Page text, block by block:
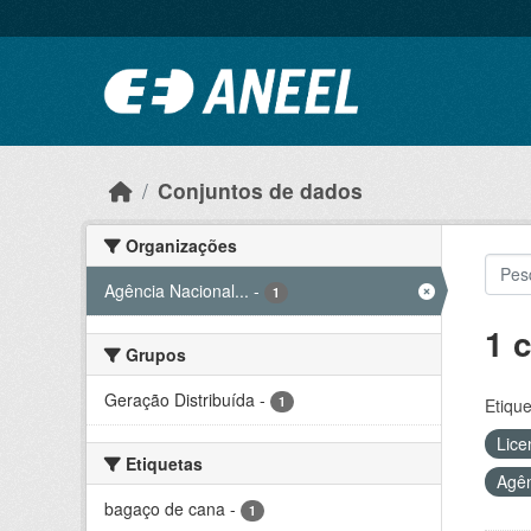
Conjuntos de dados
Organizações
Agência Nacional... - 1
Grupos
Geração Distribuída - 1
Etiquetas
bagaço de cana - 1
1